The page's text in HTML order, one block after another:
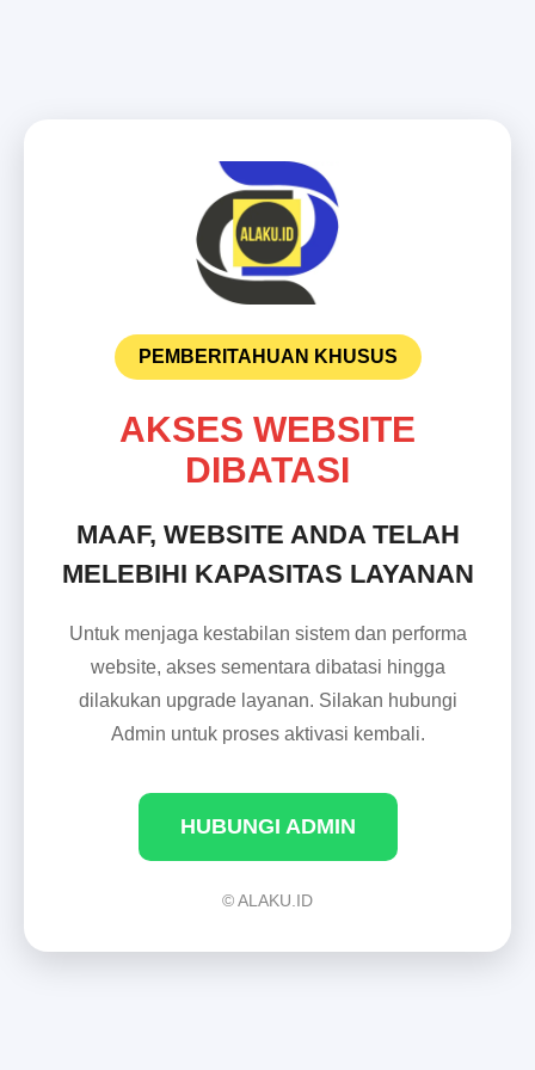
PEMBERITAHUAN KHUSUS
AKSES WEBSITE
DIBATASI
MAAF, WEBSITE ANDA TELAH
MELEBIHI KAPASITAS LAYANAN
Untuk menjaga kestabilan sistem dan performa
website, akses sementara dibatasi hingga
dilakukan upgrade layanan. Silakan hubungi
Admin untuk proses aktivasi kembali.
HUBUNGI ADMIN
© ALAKU.ID